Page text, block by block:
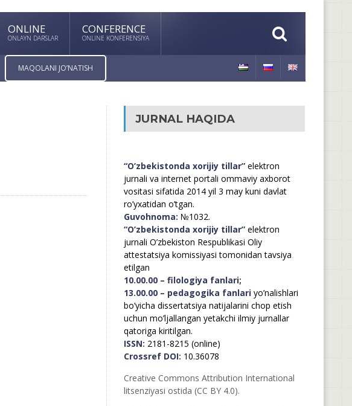
ONLINE
ONLAYN DARSLAR
CONFERENCE
ONLINE KONFERENSIYA
MAQOLANI JO’NATISH
JURNAL HAQIDA
“O’zbekistonda xorijiy tillar”elektron
jurnali va internet portali ommaviy axborot
vositasi sifatida 2014 yil 3 may kuni davlat
ro’yxatidan o’tgan.
Guvohnoma: №1032.
“O’zbekistonda xorijiy tillar”elektron
jurnali O’zbekiston Respublikasi Oliy
attestatsiya komissiyasi tomonidan tavsiya
etilgan
10.00.00 – filologiya fanlari;
13.00.00 – pedagogika fanlariyo’nalishlari
bo’yicha dissertatsiya natijalarini chop etish
uchun mo’ljallangan yetakchi ilmiy jurnallar
qatoriga kiritilgan.
ISSN: 2181-8215 (online)
Crossref DOI: 10.36078
Creative Commons Attribution International
litsenziyasi ostida (CC BY 4.0).